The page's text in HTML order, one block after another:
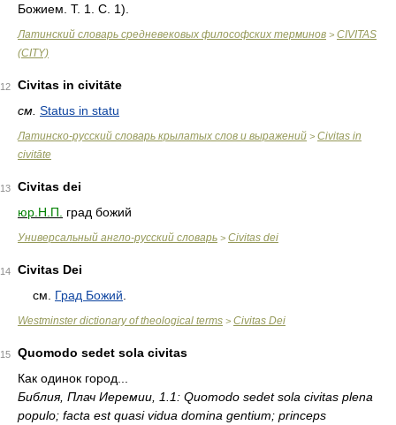
Божием. Т. 1. С. 1).
Латинский словарь средневековых философских терминов > CIVITAS
(CITY)
12
Civitas in civitāte
см. Status in statu
Латинско-русский словарь крылатых слов и выражений > Civitas in
civitāte
13
Civitas dei
юр.Н.П.
град божий
Универсальный англо-русский словарь > Civitas dei
14
Civitas Dei
см. Град Божий
Westminster dictionary of theological terms > Civitas Dei
15
Quomodo sedet sola civitas
Как одинок город...
Библия, Плач Иеремии, 1.1: Quomodo sedet sola civitas plena
populo; facta est quasi vidua domina gentium; princeps